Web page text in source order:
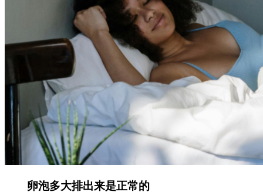
卵泡多大排出来是正常的